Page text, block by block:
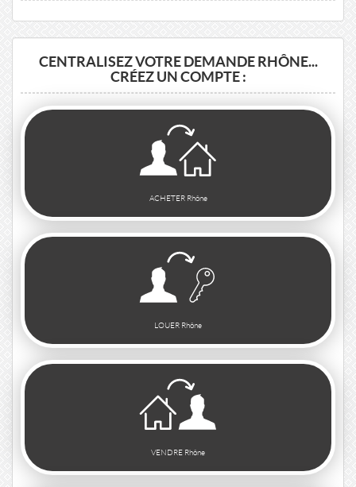
CENTRALISEZ VOTRE DEMANDE RHÔNE...
CRÉEZ UN COMPTE :
ACHETER Rhône
LOUER Rhône
VENDRE Rhône